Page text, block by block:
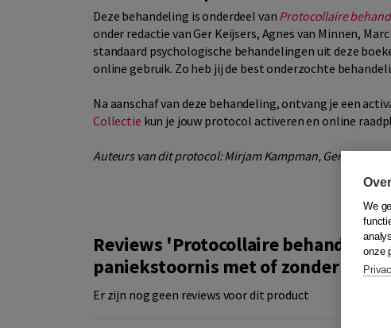
Deze behandeling is onderdeel van Protocollaire
onder redactie van Ger Keijsers, Agnes van Minnen,
standaard psychologische behandelingen uit deze
online gebruik. Zo heb jij de best onderzochte
Na aanschaf van deze behandeling, ontvang je een
Collectie kun je jouw protocol activeren en online
Auteurs van dit protocol: Mirjam Kampman, Ger Keijsers
Reviews 'Protocollaire
paniekstoornis met of zonder
Er zijn nog geen reviews voor dit product
We
onze